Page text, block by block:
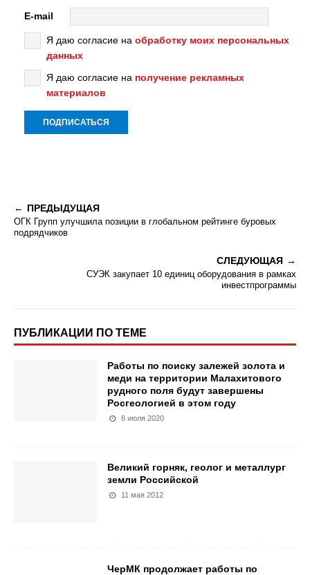
E-mail
Я даю согласие на обработку моих персональных
данных
Я даю согласие на получение рекламных
материалов
ПРЕДЫДУЩАЯ
ОГК Групп улучшила позиции в глобальном рейтинге буровых
подрядчиков
СЛЕДУЮЩАЯ
СУЭК закупает 10 единиц оборудования в рамках
инвестпрограммы
ПУБЛИКАЦИИ ПО ТЕМЕ
Работы по поиску залежей золота и
меди на территории Малахитового
рудного поля будут завершены
Росгеологией в этом году
8 июля 2020
Великий горняк, геолог и металлург
земли Российской
11 мая 2012
ЧерМК продолжает работы по